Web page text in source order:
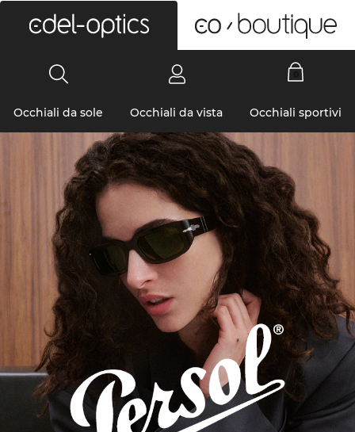
Occhiali da sole Occhiali da vista Occhiali sportivi